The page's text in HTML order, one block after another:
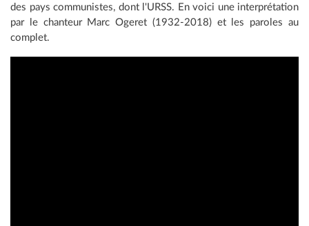
des pays communistes, dont l'URSS. En voici une interprétation
par le chanteur Marc Ogeret (1932-2018) et les paroles au
complet.